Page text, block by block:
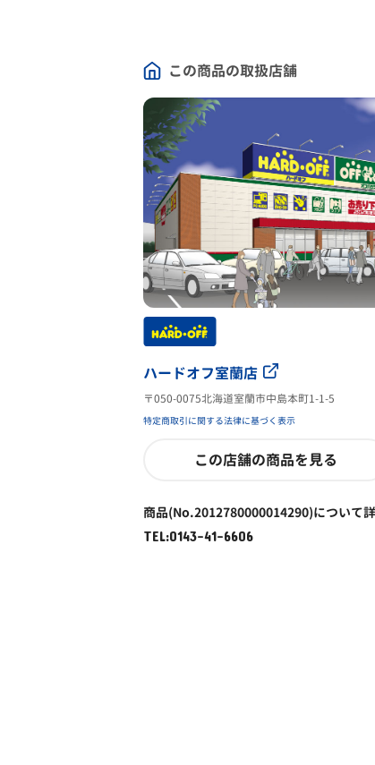
この商品の取扱店舗
ハードオフ室蘭店
〒050-0075北海道室蘭市中島本町1-1-5
特定商取引に関する法律に基づく表示
この店舗の商品を見る
商品(No.2012780000014290)について
TEL:0143-41-6606